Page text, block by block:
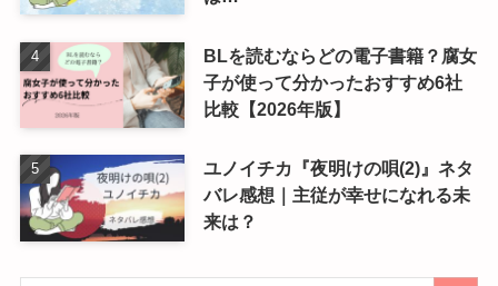
BLを読むならどの電子書籍？腐女
子が使って分かったおすすめ6社
比較【2026年版】
ユノイチカ『夜明けの唄(2)』ネタ
バレ感想｜主従が幸せになれる未
来は？